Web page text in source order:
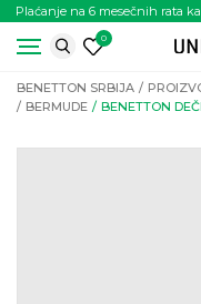
Plaćanje na 6 mesečnih rata
0
BENETTON SRBIJA
BERMUDE
BENETTON